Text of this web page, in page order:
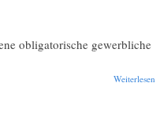
obligatorische gewerbliche
Weiterlesen